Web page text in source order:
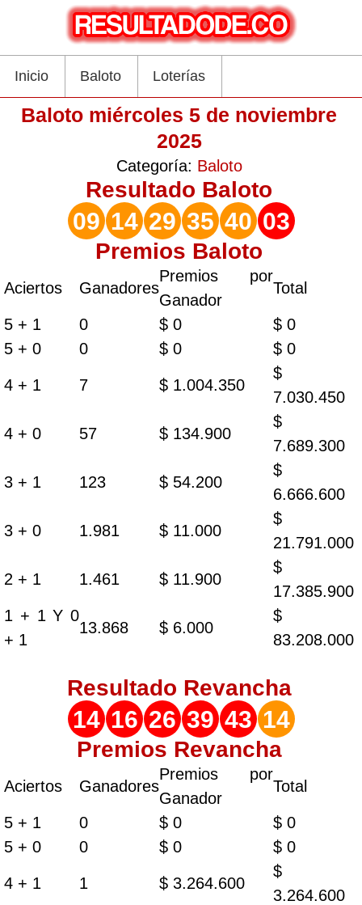
Inicio Baloto Loterías
Baloto miércoles 5 de noviembre
2025
Categoría: Baloto
Resultado Baloto
09 14 29 35 40 03
Premios Baloto
Aciertos Ganadores
Premios por
Ganador
Total
5 + 1 0 $ 0
$ 0
5 + 0
0 $ 0 $ 0
4 + 1 7 $ 1.004.350
$
7.030.450
4 + 0 57 $ 134.900
$
7.689.300
3 + 1 123 $ 54.200
$
6.666.600
3 + 0 1.981 $ 11.000
$
21.791.000
2 + 1 1.461 $ 11.900
$
17.385.900
1 + 1 Y 0
+ 1
13.868 $ 6.000
$
83.208.000
Resultado Revancha
14 16 26 39 43 14
Premios Revancha
Aciertos Ganadores
Premios por
Ganador
Total
5 + 1 0 $ 0
$ 0
5 + 0
0 $ 0 $ 0
4 + 1 1 $ 3.264.600
$
3.264.600